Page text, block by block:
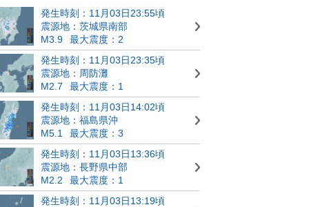
発生時刻：11月03日23:55頃
震源地：茨城県南部
M3.9
最大震度：2
発生時刻：11月03日23:35頃
震源地：周防灘
M2.7
最大震度：1
発生時刻：11月03日14:02頃
震源地：福島県沖
M5.1
最大震度：3
発生時刻：11月03日13:36頃
震源地：長野県中部
M2.2
最大震度：1
発生時刻：11月03日13:19頃